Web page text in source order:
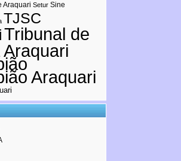
Araquari Setur Sine
TJSC
Tribunal de
Araquari